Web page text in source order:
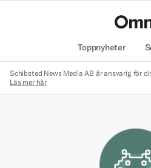
Toppnyheter
Schibsted News Media AB är ansvarig för
Läs mer här